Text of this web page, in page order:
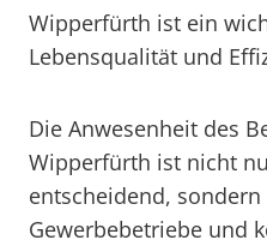
Wipperfürth ist ein
Lebensqualität und
Die Anwesenheit des
Wipperfürth ist nicht
entscheidend,
Gewerbebetriebe und